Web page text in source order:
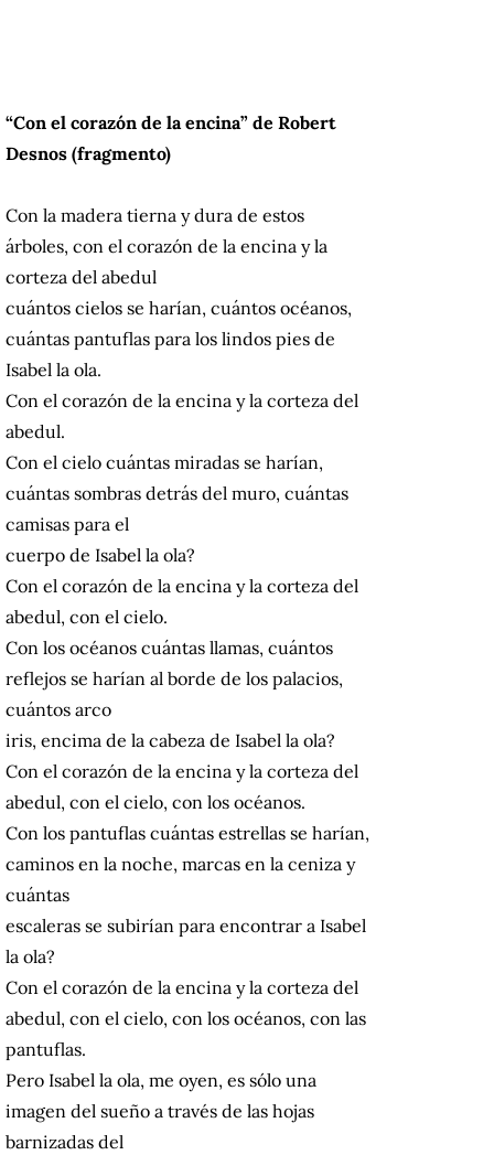
“Con el corazón de la encina” de Robert
Desnos (fragmento)
Con la madera tierna y dura de estos
árboles, con el corazón de la encina y la
corteza del abedul
cuántos cielos se harían, cuántos océanos,
cuántas pantuflas para los lindos pies de
Isabel la ola.
Con el corazón de la encina y la corteza del
abedul.
Con el cielo cuántas miradas se harían,
cuántas sombras detrás del muro, cuántas
camisas para el
cuerpo de Isabel la ola?
Con el corazón de la encina y la corteza del
abedul, con el cielo.
Con los océanos cuántas llamas, cuántos
reflejos se harían al borde de los palacios,
cuántos arco
iris, encima de la cabeza de Isabel la ola?
Con el corazón de la encina y la corteza del
abedul, con el cielo, con los océanos.
Con los pantuflas cuántas estrellas se harían,
caminos en la noche, marcas en la ceniza y
cuántas
escaleras se subirían para encontrar a Isabel
la ola?
Con el corazón de la encina y la corteza del
abedul, con el cielo, con los océanos, con las
pantuflas.
Pero Isabel la ola, me oyen, es sólo una
imagen del sueño a través de las hojas
barnizadas del